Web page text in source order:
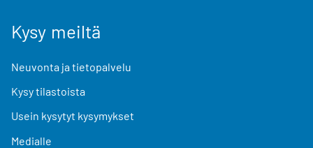
Kysy meiltä
Neuvonta ja tietopalvelu
Kysy tilastoista
Usein kysytyt kysymykset
Medialle